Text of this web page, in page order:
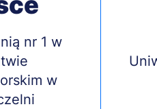
nr 1 w
w